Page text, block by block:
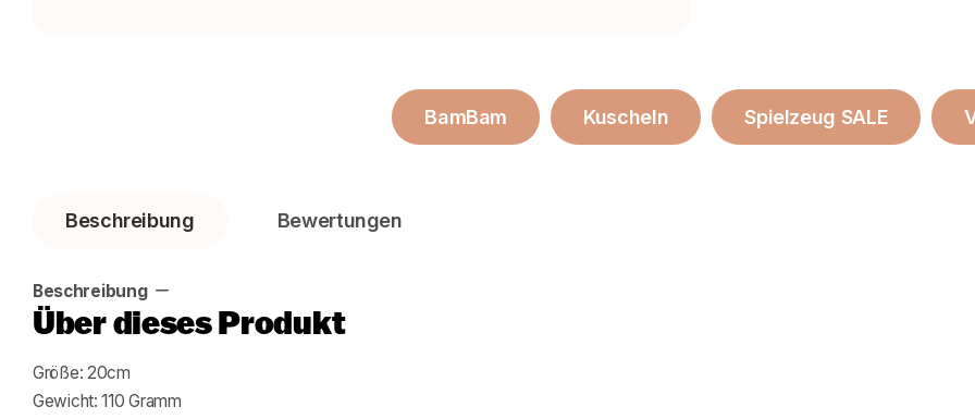
BamBam Kuscheln Spielzeug SALE
Beschreibung Bewertungen
Beschreibung
Über dieses Produkt
Größe: 20cm
Gewicht: 110 Gramm